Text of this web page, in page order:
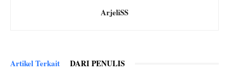
ArjeliSS
Artikel Terkait DARI PENULIS